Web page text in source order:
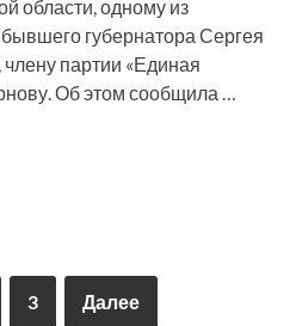
области, одному из
губернатора Сергея
партии «Единая
Об этом сообщила …
3 Далее